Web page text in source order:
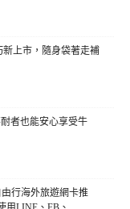
上市，隨身袋著走補
者也能安心享受牛
行海外旅遊網卡推